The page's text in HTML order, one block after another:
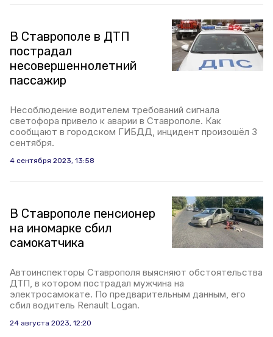
В Ставрополе в ДТП
пострадал
несовершеннолетний
пассажир
Несоблюдение водителем требований сигнала
светофора привело к аварии в Ставрополе. Как
сообщают в городском ГИБДД, инцидент произошёл 3
сентября.
4 сентября 2023, 13:58
В Ставрополе пенсионер
на иномарке сбил
самокатчика
Автоинспекторы Ставрополя выясняют обстоятельства
ДТП, в котором пострадал мужчина на
электросамокате. По предварительным данным, его
сбил водитель Renault Logan.
24 августа 2023, 12:20